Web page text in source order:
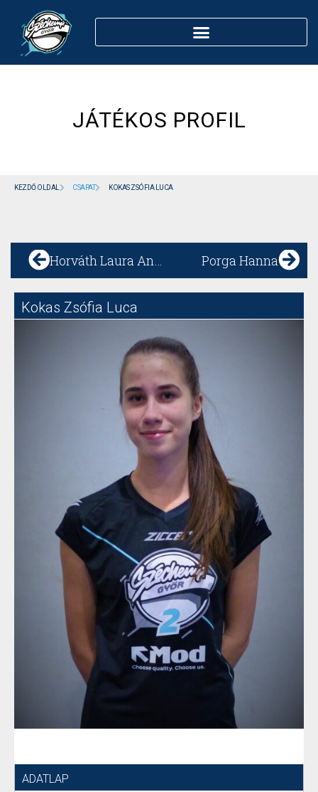
JÁTÉKOS PROFIL
KEZDŐ OLDAL CSAPAT KOKAS ZSÓFIA LUCA
Porga Hanna
ADATLAP
Kokas Zsófia Luca